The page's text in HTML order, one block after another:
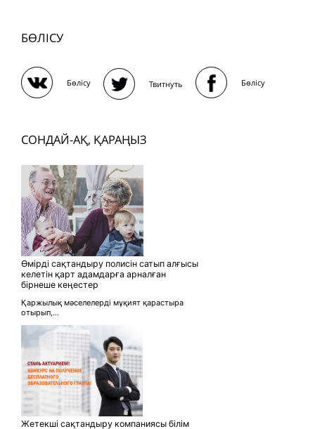
БӨЛІСУ
Бөлісу Твитнуть Бөлісу
СОНДАЙ-АҚ, ҚАРАҢЫЗ
Өмірді сақтандыру полисін сатып алғысы
келетін қарт адамдарға арналған
бірнеше кеңестер
Қаржылық мәселелерді мұқият қарастыра
отырып,...
Жетекші сақтандыру компаниясы білім